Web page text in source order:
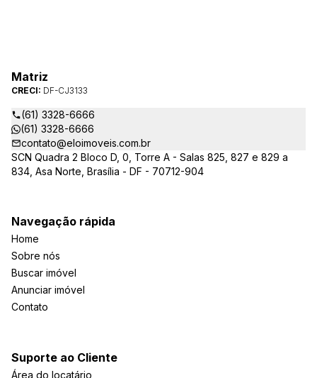
Matriz
CRECI: DF-CJ3133
(61) 3328-6666
(61) 3328-6666
contato@eloimoveis.com.br
SCN Quadra 2 Bloco D, 0, Torre A - Salas 825, 827 e 829 a
834, Asa Norte, Brasília - DF - 70712-904
Navegação rápida
Home
Sobre nós
Buscar imóvel
Anunciar imóvel
Contato
Suporte ao Cliente
Área do locatário